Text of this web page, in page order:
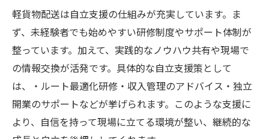
軽貨物配送は自立支援の仕組みが充実しています。ま
ず、未経験者でも始めやすい研修制度やサポート体制が
整っています。加えて、実践的なノウハウ共有や現場で
の情報交換が活発です。具体的な自立支援策として
は、・ルート最適化研修・収入管理のアドバイス・独立
開業のサポートなどが挙げられます。このような支援に
より、自信を持って現場に立てる環境が整い、継続的な